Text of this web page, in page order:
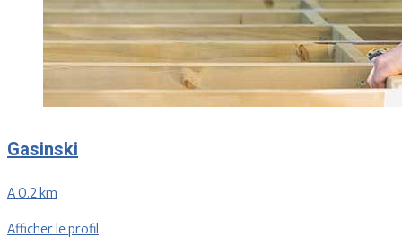
Gasinski
A 0.2 km
Afficher le profil